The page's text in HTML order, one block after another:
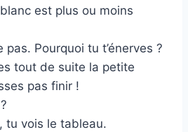
est plus ou moins
pas. Pourquoi tu t’énerves ?
tout de suite la petite
pas finir !
tu vois le tableau.